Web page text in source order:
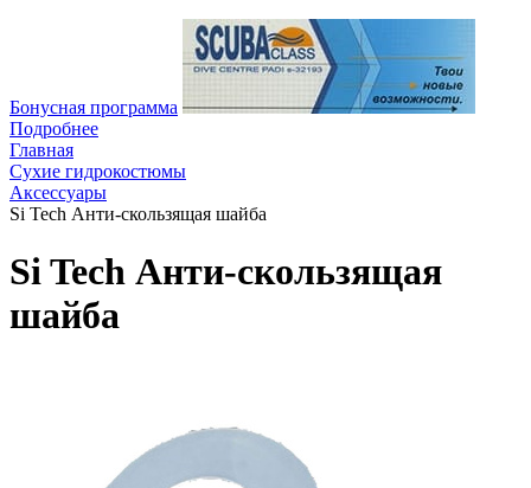
Бонусная программа
Подробнее
Главная
Сухие гидрокостюмы
Аксессуары
Si Tech Анти-скользящая шайба
Si Tech Анти-скользящая
шайба